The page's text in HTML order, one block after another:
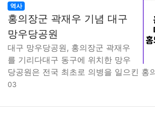
역사
홍의장군 곽재우 기념 대구
망우당공원
대구 망우당공원, 홍의장군 곽재우
를 기리다대구 동구에 위치한 망우
당공원은 전국 최초로 의병을 일으킨 홍
03